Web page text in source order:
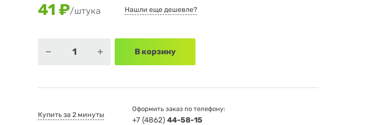
41 ₽/штука Нашли еще дешевле?
В корзину
Купить за 2 минуты
Оформить заказ по телефону:
+7 (4862)44-58-15